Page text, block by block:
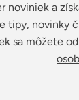
noviniek a
tipy, novinky
sa môžete